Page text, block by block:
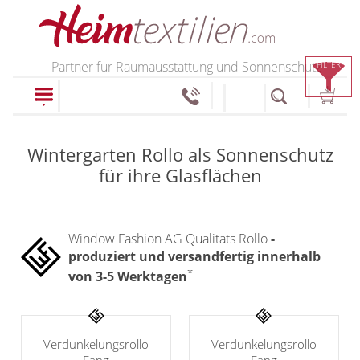
PRODUKTE
Faltstores in
Standardgrößen
Verdunklungsplissee
Sonnenschutz Plissee
Rollos nach Maß
Rollos in Standardgrößen
Thermo Rollo
Partner für Raumausstattung und SonnenschutzFILTER
Wintergarten Rollo als Sonnenschutz
für ihre Glasflächen
Window Fashion AG Qualitäts Rollo-
produziert und versandfertig innerhalb
von 3-5 Werktagen*
Verdunkelungsrollo
Verdunkelungsrollo